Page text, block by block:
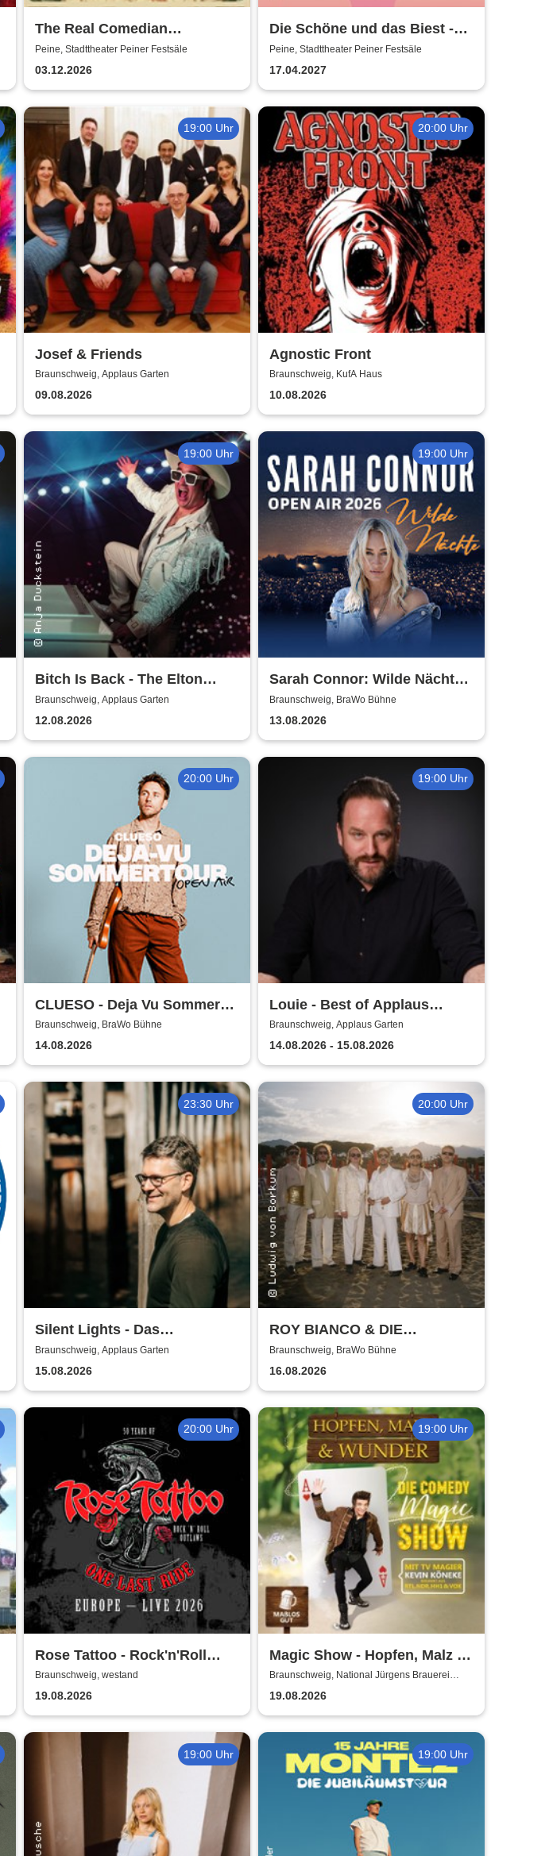
The Real Comedian
Harmonists - Die
Weihnachtsshow - Hell ist die
Nacht
Peine, Stadttheater Peiner Festsäle
03.12.2026
Die Schöne und das Biest -
das Musical | Theater Liberi
Peine, Stadttheater Peiner Festsäle
17.04.2027
19:00 Uhr
Josef & Friends
Braunschweig, Applaus Garten
09.08.2026
20:00 Uhr
Agnostic Front
Braunschweig, KufA Haus
10.08.2026
19:00 Uhr
Bitch Is Back - The Elton
John Show
Braunschweig, Applaus Garten
12.08.2026
19:00 Uhr
Sarah Connor: Wilde Nächte -
Open Air 2026
Braunschweig, BraWo Bühne
13.08.2026
20:00 Uhr
CLUESO - Deja Vu Sommer
Open Air
Braunschweig, BraWo Bühne
14.08.2026
19:00 Uhr
Louie - Best of Applaus
Garten
Braunschweig, Applaus Garten
14.08.2026 - 15.08.2026
23:30 Uhr
Silent Lights - Das
Mitternachtskonzert
Braunschweig, Applaus Garten
15.08.2026
20:00 Uhr
ROY BIANCO & DIE
ABBRUNZATI BOYS - LIVE
2026
Braunschweig, BraWo Bühne
16.08.2026
20:00 Uhr
Rose Tattoo - Rock'n'Roll
Outlaws – One Last Ride
Braunschweig, westand
19.08.2026
19:00 Uhr
Magic Show - Hopfen, Malz &
Wunder - Kevin Köneke
Braunschweig, National Jürgens Brauerei
GmbH
19.08.2026
19:00 Uhr 19:00 Uhr